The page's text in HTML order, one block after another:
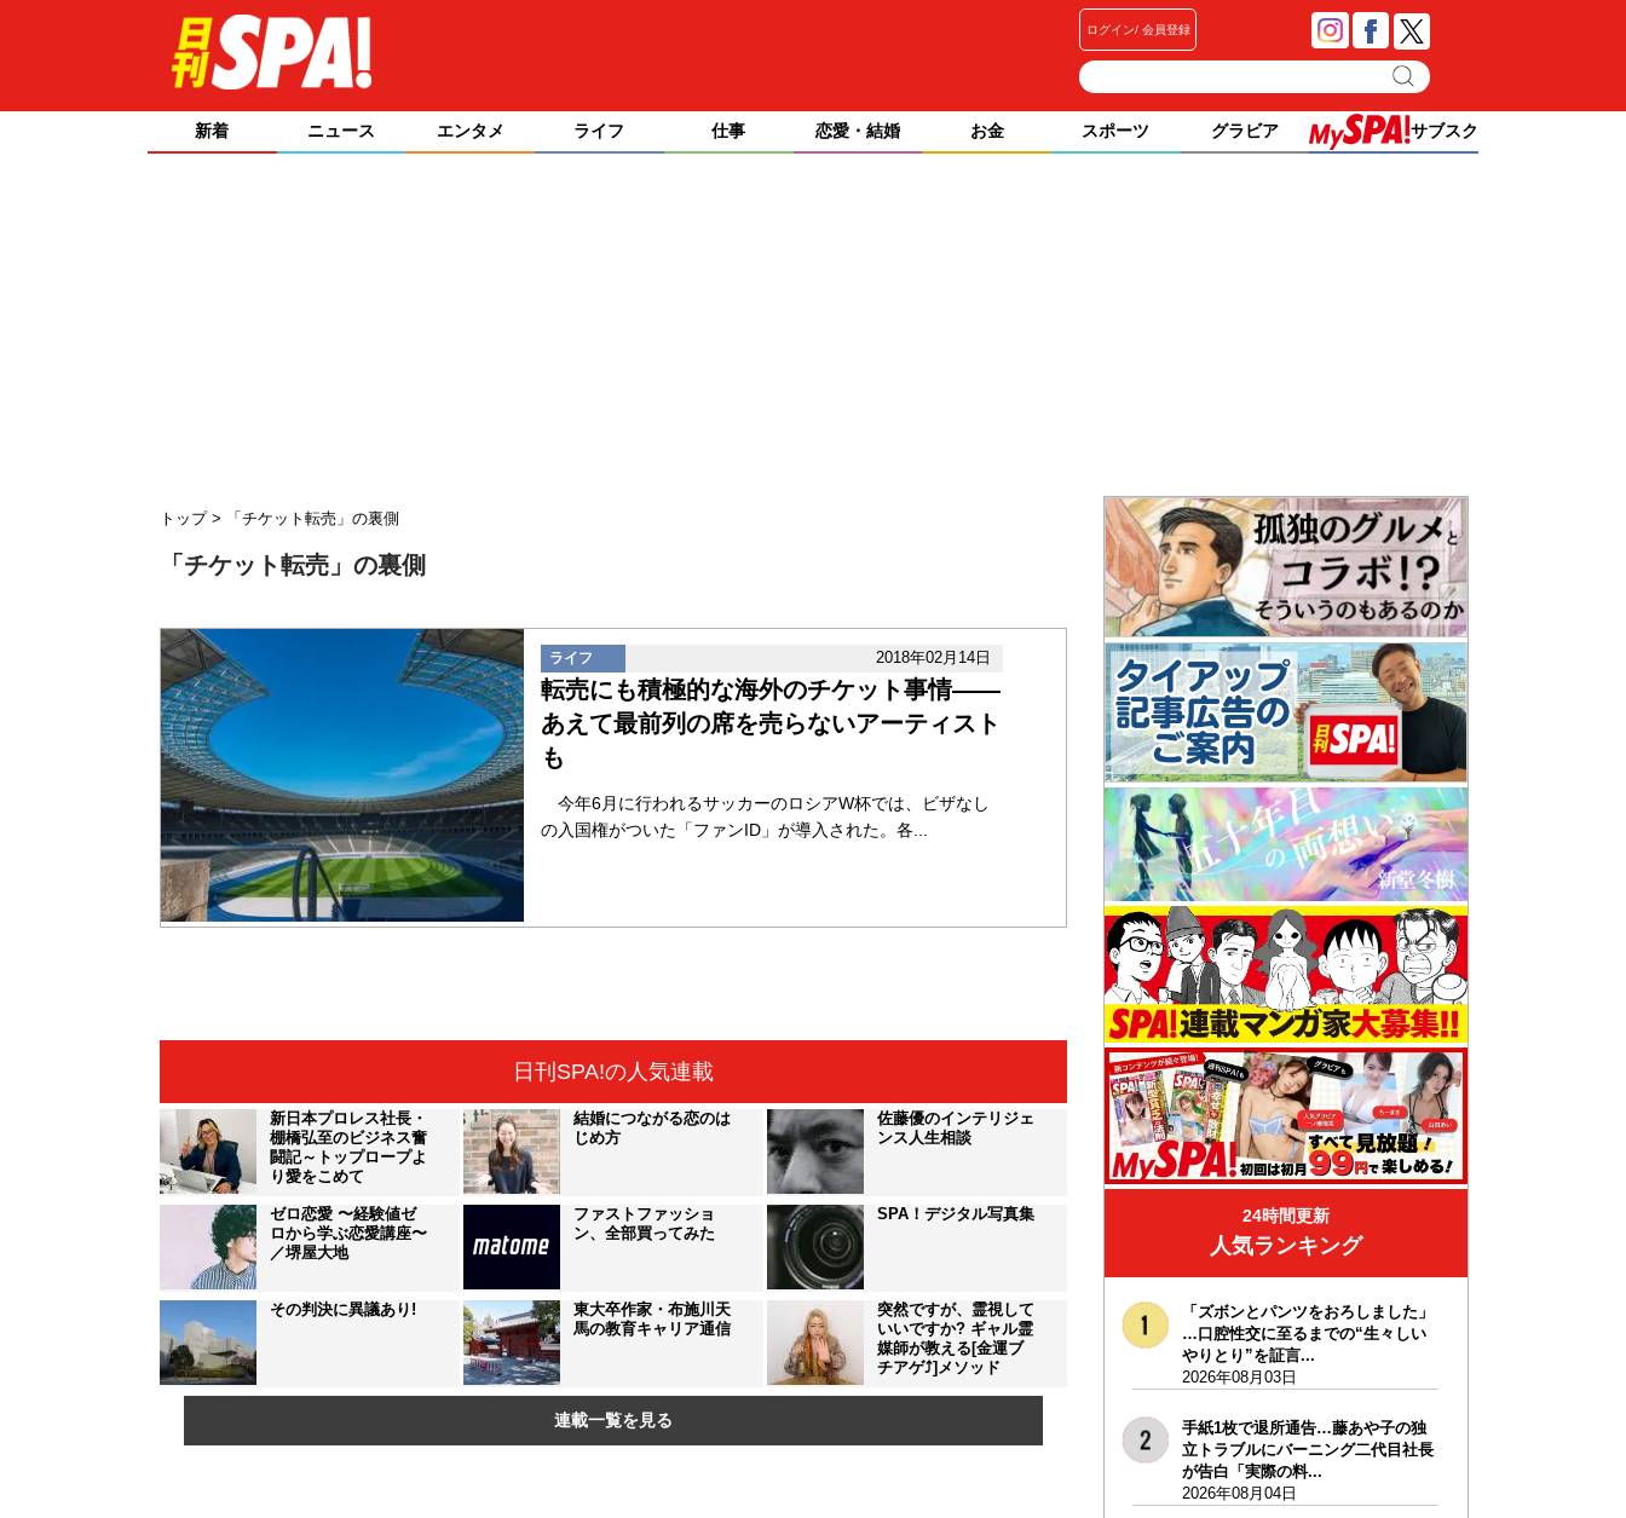
ログイン 会員登録
新着 ニュース エンタメ ライフ 仕事 恋愛・結婚 お金 スポーツ グラビア サブスク
トップ 「チケット転売」の裏側
「チケット転売」の裏側
ライフ 2018年02月14日
転売にも積極的な海外のチケット事情――
あえて最前列の席を売らないアーティスト
も
今年6月に行われるサッカーのロシアW杯では、ビザなし
の入国権がついた「ファンID」が導入された。各...
日刊SPA!の人気連載
新日本プロレス社長・
棚橋弘至のビジネス奮
闘記～トップロープよ
り愛をこめて
結婚につながる恋のは
じめ方
佐藤優のインテリジェ
ンス人生相談
ゼロ恋愛 〜経験値ゼ
ロから学ぶ恋愛講座〜
／堺屋大地
ファストファッショ
ン、全部買ってみた
SPA！デジタル写真集
その判決に異議あり!
東大卒作家・布施川天
馬の教育キャリア通信
突然ですが、霊視して
いいですか? ギャル霊
媒師が教える[金運ブ
チアゲ⤴]メソッド
連載一覧を見る
24時間更新
人気ランキング
「ズボンとパンツをおろしました」
…口腔性交に至るまでの“生々しい
やりとり”を証言...
2026年08月03日
手紙1枚で退所通告…藤あや子の独
立トラブルにバーニング二代目社長
が告白「実際の料...
2026年08月04日